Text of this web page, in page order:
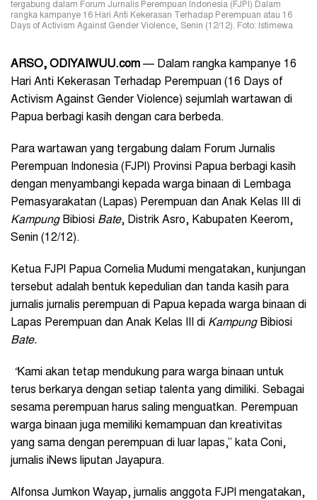
tergabung dalam Forum Jurnalis Perempuan Indonesia (FJPI) Dalam
rangka kampanye 16 Hari Anti Kekerasan Terhadap Perempuan atau 16
Days of Activism Against Gender Violence, Senin (12/12). Foto: Istimewa
ARSO, ODIYAIWUU.com — Dalam rangka kampanye 16
Hari Anti Kekerasan Terhadap Perempuan (16 Days of
Activism Against Gender Violence) sejumlah wartawan di
Papua berbagi kasih dengan cara berbeda.
Para wartawan yang tergabung dalam Forum Jurnalis
Perempuan Indonesia (FJPI) Provinsi Papua berbagi kasih
dengan menyambangi kepada warga binaan di Lembaga
Pemasyarakatan (Lapas) Perempuan dan Anak Kelas III di
KampungBibiosi Bate, Distrik Asro, Kabupaten Keerom,
Senin (12/12).
Ketua FJPI Papua Cornelia Mudumi mengatakan, kunjungan
tersebut adalah bentuk kepedulian dan tanda kasih para
jurnalis jurnalis perempuan di Papua kepada warga binaan di
Lapas Perempuan dan Anak Kelas III di KampungBibiosi
Bate.
“Kami akan tetap mendukung para warga binaan untuk
terus berkarya dengan setiap talenta yang dimiliki. Sebagai
sesama perempuan harus saling menguatkan. Perempuan
warga binaan juga memiliki kemampuan dan kreativitas
yang sama dengan perempuan di luar lapas,” kata Coni,
jurnalis iNews liputan Jayapura.
Alfonsa Jumkon Wayap, jurnalis anggota FJPI mengatakan,